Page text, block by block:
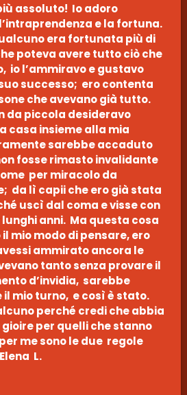
assoluto! Io adoro
e la fortuna.
era fortunata più di
poteva avere tutto ciò che
io l’ammiravo e gustavo
successo; ero contenta
che avevano già tutto.
da piccola desideravo
casa insieme alla mia
sarebbe accaduto
fosse rimasto invalidante
per miracolo da
da lì capii che ero già stata
uscì dal coma e visse con
anni. Ma questa cosa
mio modo di pensare, ero
ammirato ancora le
tanto senza provare il
d’invidia, sarebbe
mio turno, e così è stato.
perché credi che abbia
gioire per quelli che stanno
me sono le due regole
L.